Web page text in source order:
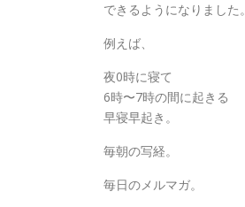
できるようになりました。
例えば、
夜0時に寝て
6時〜7時の間に起きる
早寝早起き。
毎朝の写経。
毎日のメルマガ。